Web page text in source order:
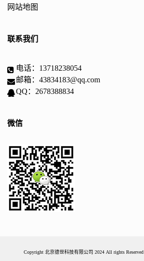
网站地图
联系我们
电话：13718238054
邮箱：43834183@qq.com
QQ：2678388834
微信
Copyright 北京德世科技有限公司 2024 All rights Reserved